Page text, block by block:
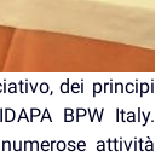
dei principi
BPW Italy.
attività